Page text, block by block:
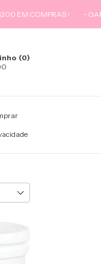
COMPRAS • • GARANTA
(0)